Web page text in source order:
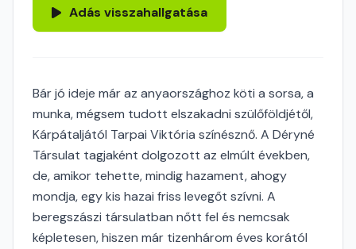
Adás visszahallgatása
Bár jó ideje már az anyaországhoz köti a sorsa, a
munka, mégsem tudott elszakadni szülőföldjétől,
Kárpátaljától Tarpai Viktória színésznő. A Déryné
Társulat tagjaként dolgozott az elmúlt években,
de, amikor tehette, mindig hazament, ahogy
mondja, egy kis hazai friss levegőt szívni. A
beregszászi társulatban nőtt fel és nemcsak
képletesen, hiszen már tizenhárom éves korától